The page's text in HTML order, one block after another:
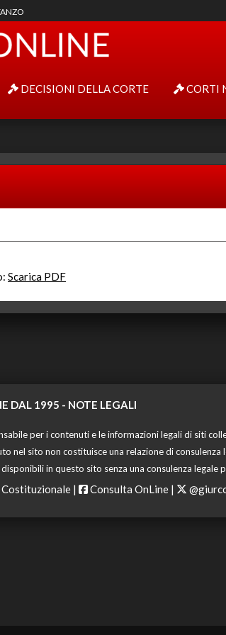
DECISIONI DELLA CORTE CORTI
Scarica PDF
DAL 1995 - NOTE LEGALI
per i contenuti e le informazioni legali di siti
nel sito non costituisce una relazione di consulenza
in questo sito senza una consulenza legale
| Consulta OnLine |